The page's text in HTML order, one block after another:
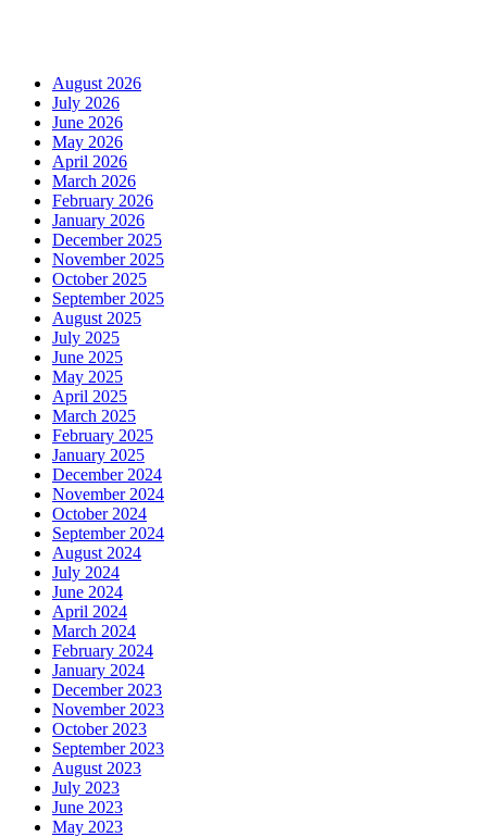
August 2026
July 2026
June 2026
May 2026
April 2026
March 2026
February 2026
January 2026
December 2025
November 2025
October 2025
September 2025
August 2025
July 2025
June 2025
May 2025
April 2025
March 2025
February 2025
January 2025
December 2024
November 2024
October 2024
September 2024
August 2024
July 2024
June 2024
April 2024
March 2024
February 2024
January 2024
December 2023
November 2023
October 2023
September 2023
August 2023
July 2023
June 2023
May 2023